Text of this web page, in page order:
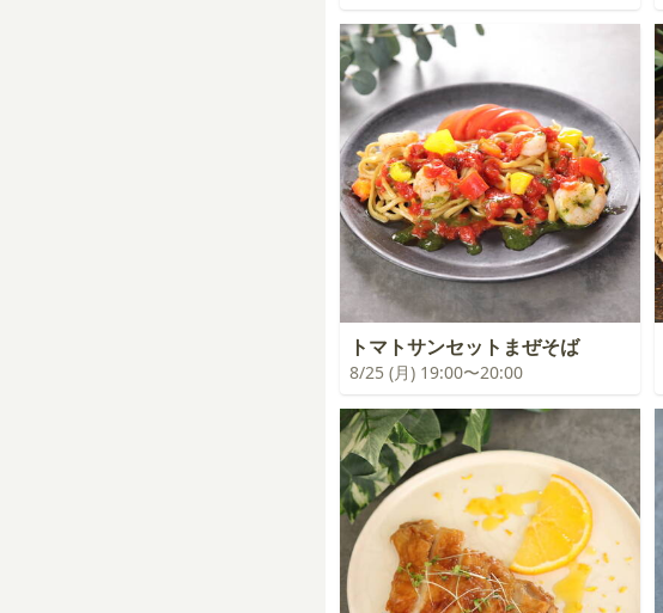
トマトサンセットまぜそば
8/25 (月) 19:00〜20:00